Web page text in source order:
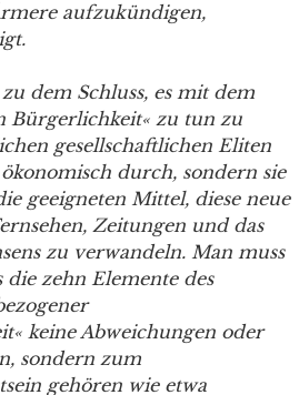
aufzukündigen,
dem Schluss, es mit dem
Bürgerlichkeit« zu tun zu
gesellschaftlichen Eliten
durch, sondern sie
geeigneten Mittel, diese neue
Zeitungen und das
zu verwandeln. Man muss
die zehn Elemente des
keine Abweichungen oder
sondern zum
gehören wie etwa